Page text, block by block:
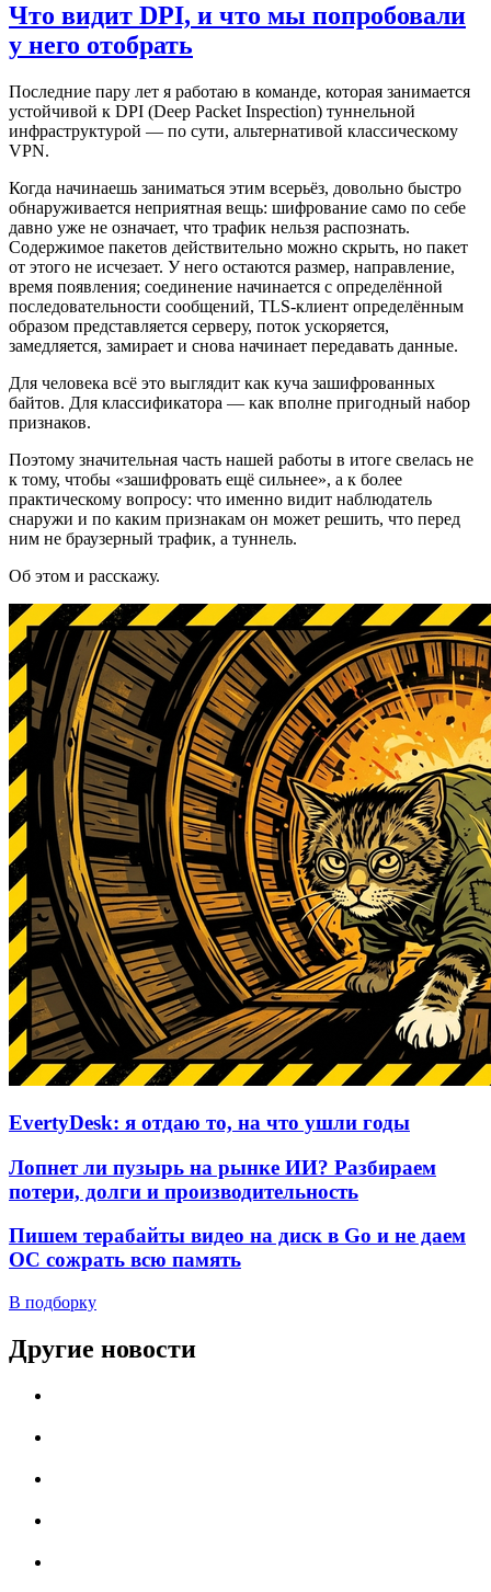
Что видит DPI, и что мы попробовали
у него отобрать
Последние пару лет я работаю в команде, которая занимается
устойчивой к DPI (Deep Packet Inspection) туннельной
инфраструктурой — по сути, альтернативой классическому
VPN.
Когда начинаешь заниматься этим всерьёз, довольно быстро
обнаруживается неприятная вещь: шифрование само по себе
давно уже не означает, что трафик нельзя распознать.
Содержимое пакетов действительно можно скрыть, но пакет
от этого не исчезает. У него остаются размер, направление,
время появления; соединение начинается с определённой
последовательности сообщений, TLS-клиент определённым
образом представляется серверу, поток ускоряется,
замедляется, замирает и снова начинает передавать данные.
Для человека всё это выглядит как куча зашифрованных
байтов. Для классификатора — как вполне пригодный набор
признаков.
Поэтому значительная часть нашей работы в итоге свелась не
к тому, чтобы «зашифровать ещё сильнее», а к более
практическому вопросу: что именно видит наблюдатель
снаружи и по каким признакам он может решить, что перед
ним не браузерный трафик, а туннель.
Об этом и расскажу.
EvertyDesk: я отдаю то, на что ушли годы
Лопнет ли пузырь на рынке ИИ? Разбираем
потери, долги и производительность
Пишем терабайты видео на диск в Go и не даем
ОС сожрать всю память
В подборку
Другие новости